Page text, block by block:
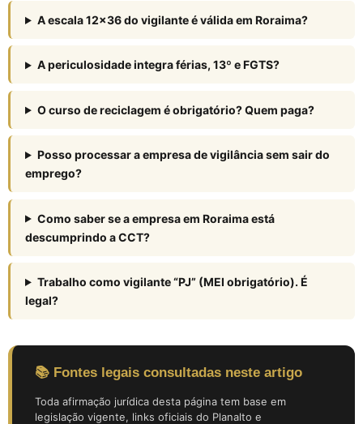
A escala 12×36 do vigilante é válida em Roraima?
A periculosidade integra férias, 13º e FGTS?
O curso de reciclagem é obrigatório? Quem paga?
Posso processar a empresa de vigilância sem sair do
emprego?
Como saber se a empresa em Roraima está
descumprindo a CCT?
Trabalho como vigilante “PJ” (MEI obrigatório). É
legal?
📚 Fontes legais consultadas neste artigo
Toda afirmação jurídica desta página tem base em
legislação vigente, links oficiais do Planalto e